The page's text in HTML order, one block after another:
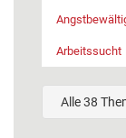
Arbeitssucht
Alle 38